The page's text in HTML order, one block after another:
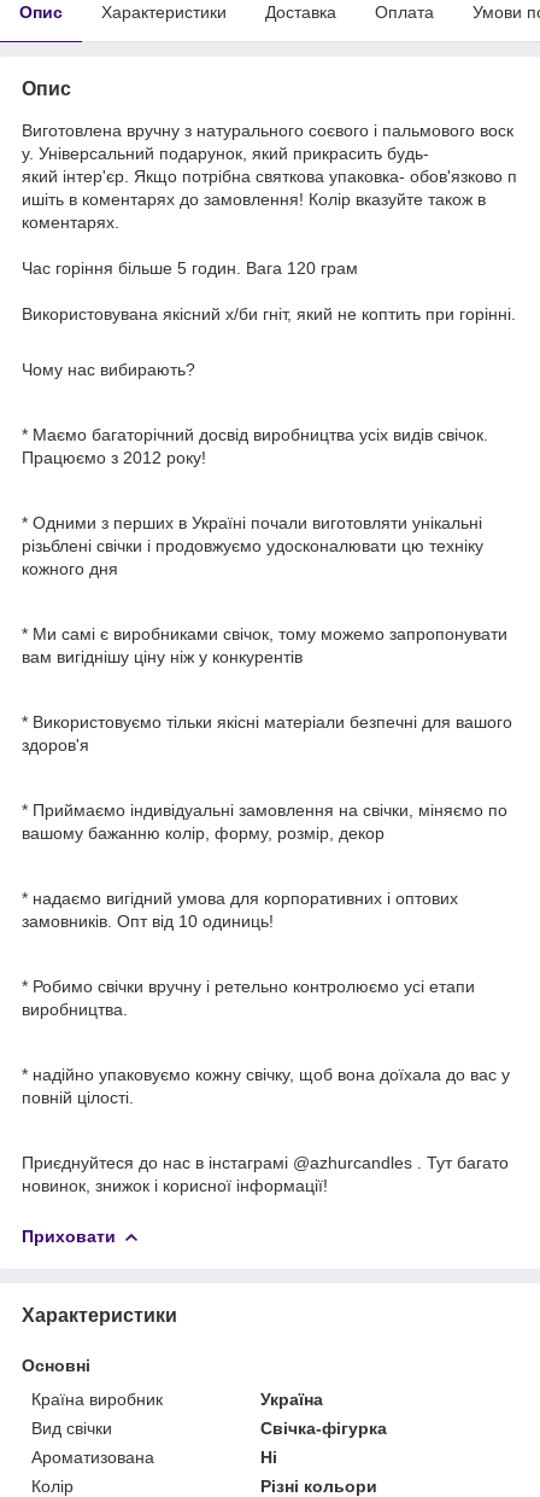
Опис Характеристики Доставка Оплата Умови
Опис
Виготовлена вручну з натурального соєвого і пальмового воск
у. Універсальний подарунок, який прикрасить будь-
який інтер'єр. Якщо потрібна святкова упаковка- обов'язково п
ишіть в коментарях до замовлення! Колір вказуйте також в
коментарях.
Час горіння більше 5 годин. Вага 120 грам
Використовувана якісний х/би гніт, який не коптить при горінні.
Чому нас вибирають?
* Маємо багаторічний досвід виробництва усіх видів свічок.
Працюємо з 2012 року!
* Одними з перших в Україні почали виготовляти унікальні
різьблені свічки і продовжуємо удосконалювати цю техніку
кожного дня
* Ми самі є виробниками свічок, тому можемо запропонувати
вам вигіднішу ціну ніж у конкурентів
* Використовуємо тільки якісні матеріали безпечні для вашого
здоров'я
* Приймаємо індивідуальні замовлення на свічки, міняємо по
вашому бажанню колір, форму, розмір, декор
* надаємо вигідний умова для корпоративних і оптових
замовників. Опт від 10 одиниць!
* Робимо свічки вручну і ретельно контролюємо усі етапи
виробництва.
* надійно упаковуємо кожну свічку, щоб вона доїхала до вас у
повній цілості.
Приєднуйтеся до нас в інстаграмі @azhurcandles . Тут багато
новинок, знижок і корисної інформації!
Приховати
Характеристики
Основні
Країна виробник
Україна
Вид свічки
Свічка-фігурка
Ароматизована
Ні
Колір
Різні кольори